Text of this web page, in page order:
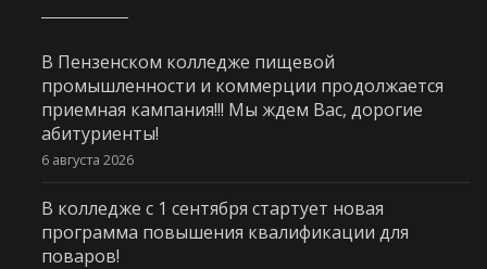
В Пензенском колледже пищевой
промышленности и коммерции продолжается
приемная кампания!!! Мы ждем Вас, дорогие
абитуриенты!
6 августа 2026
В колледже с 1 сентября стартует новая
программа повышения квалификации для
поваров!